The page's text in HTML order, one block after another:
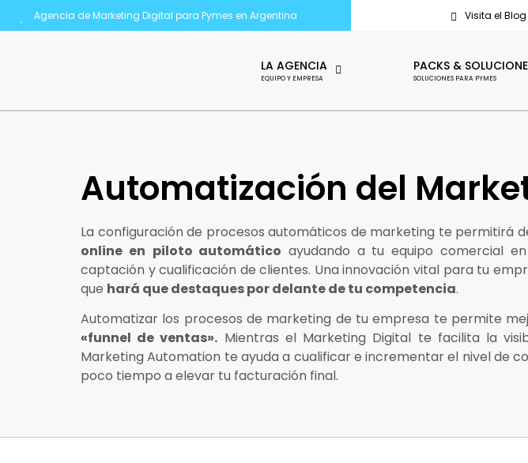
Agencia de Marketing Digital para Pymes en Argentina Visita el Blog
LA AGENCIA
EQUIPO Y EMPRESA
PACKS &
SOLUCIONES PARA PYMES
Automatización del
La configuración de procesos automáticos de marketing te permitirá
online en piloto automático ayudando a tu equipo comercial
captación y cualificación de clientes. Una innovación vital para tu
que hará que destaques por delante de tu competencia.
Automatizar los procesos de marketing de tu empresa te permite
«funnel de ventas». Mientras el Marketing Digital te facilita la
Marketing Automation te ayuda a cualificar e incrementar el nivel de
poco tiempo a elevar tu facturación final.